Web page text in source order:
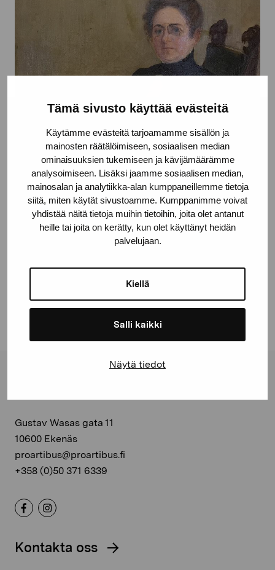
Tämä sivusto käyttää evästeitä
Käytämme evästeitä tarjoamamme sisällön ja
mainosten räätälöimiseen, sosiaalisen median
ominaisuuksien tukemiseen ja kävijämäärämme
analysoimiseen. Lisäksi jaamme sosiaalisen median,
mainosalan ja analytiikka-alan kumppaneillemme tietoja
siitä, miten käytät sivustoamme. Kumppanimme voivat
yhdistää näitä tietoja muihin tietoihin, joita olet antanut
heille tai joita on kerätty, kun olet käyttänyt heidän
palvelujaan.
Kiellä
Salli kaikki
Näytä tiedot
Gustav Wasas gata 11
10600 Ekenäs
proartibus@proartibus.fi
+358 (0)50 371 6339
Kontakta oss